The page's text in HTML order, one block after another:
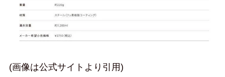
(画像は公式サイトより引用)